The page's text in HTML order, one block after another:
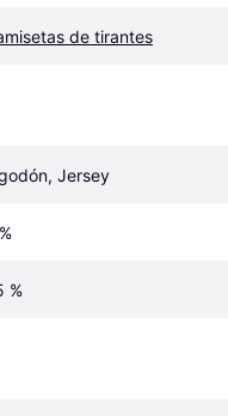
de tirantes
Jersey
%